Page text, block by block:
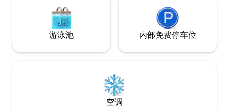
Malin+Goetz高級
乳 -VOCA 瞬熱式
風機 -LG 55吋
響 -游泳池 -室內
多資訊及住房活動
游泳池 内部免费停车位
空调